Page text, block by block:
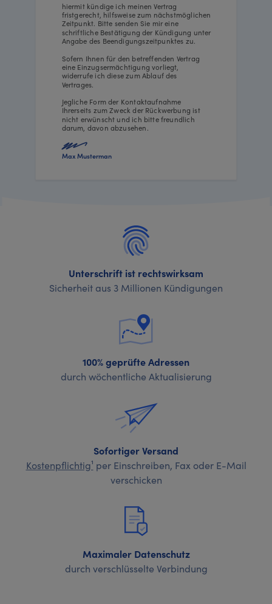
hiermit kündige ich meinen Vertrag
fristgerecht, hilfsweise zum nächstmöglichen
Zeitpunkt. Bitte senden Sie mir eine
schriftliche Bestätigung der Kündigung unter
Angabe des Beendigungszeitpunktes zu.
Sofern Ihnen für den betreffenden Vertrag
eine Einzugsermächtigung vorliegt,
widerrufe ich diese zum Ablauf des
Vertrages.
Jegliche Form der Kontaktaufnahme
Ihrerseits zum Zweck der Rückwerbung ist
nicht erwünscht und ich bitte freundlich
darum, davon abzusehen.
Max Musterman
Unterschrift ist rechtswirksam
Sicherheit aus 3 Millionen Kündigungen
100% geprüfte Adressen
durch wöchentliche Aktualisierung
Sofortiger Versand
Kostenpflichtig¹ per Einschreiben, Fax oder E-Mail
verschicken
Maximaler Datenschutz
durch verschlüsselte Verbindung